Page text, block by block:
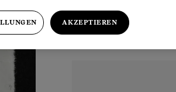
AKZEPTIEREN